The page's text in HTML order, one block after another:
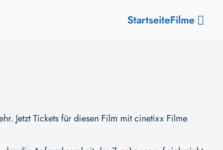
StartseiteFilme
Jetzt Tickets für diesen Film mit cinetixx Filme